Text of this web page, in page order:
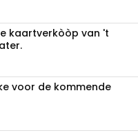
kaartverkòòp van 't
voor de kommende